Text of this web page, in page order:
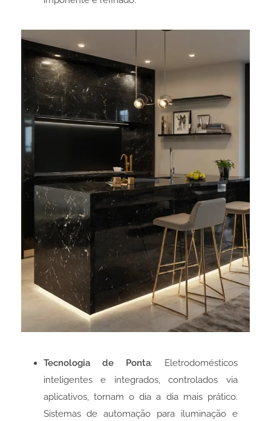
Tecnologia de Ponta: Eletrodomésticos
inteligentes e integrados, controlados via
aplicativos, tornam o dia a dia mais prático.
Sistemas de automação para iluminação e